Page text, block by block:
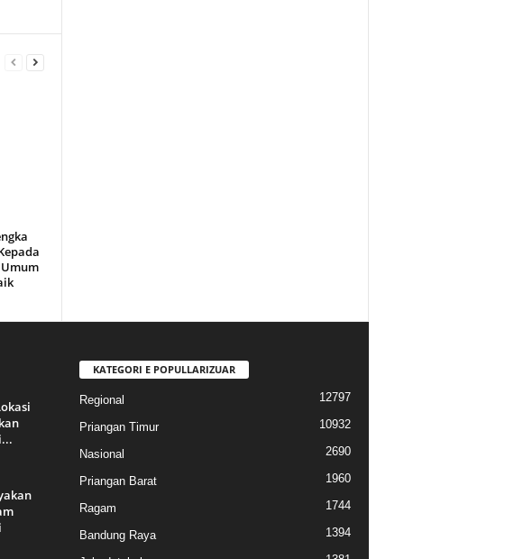
Umum
KATEGORI E POPULLARIZUAR
Regional 12797
Priangan Timur 10932
Nasional 2690
Priangan Barat 1960
Ragam 1744
Bandung Raya 1394